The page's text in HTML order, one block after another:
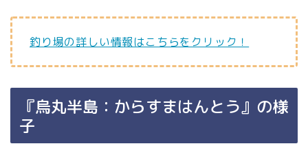
釣り場の詳しい情報はこちらをクリック！
『烏丸半島：からすまはんとう』の様
子